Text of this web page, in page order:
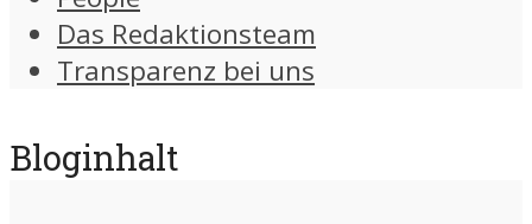
Das Redaktionsteam
Transparenz bei uns
Bloginhalt